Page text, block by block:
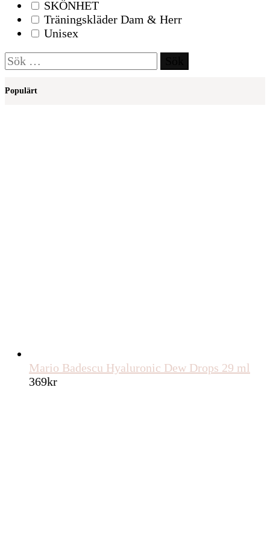
SKÖNHET
Träningskläder Dam & Herr
Unisex
Sök
efter:
Populärt
Mario Badescu Hyaluronic Dew Drops 29 ml
369kr